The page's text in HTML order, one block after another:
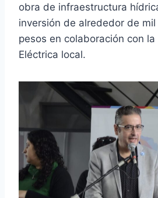
obra de infraestructura
inversión de alrededor de
pesos en colaboración con la
Eléctrica local.